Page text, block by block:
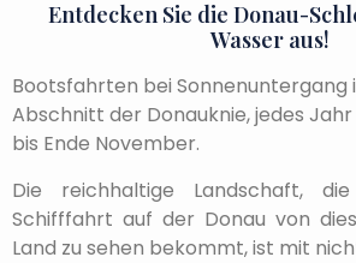
Entdecken Sie die Donau-
Wasser aus!
Bootsfahrten bei Sonnenuntergang
Abschnitt der Donauknie, jedes
bis Ende November.
Die reichhaltige Landschaft,
Schifffahrt auf der Donau von
Land zu sehen bekommt, ist mit